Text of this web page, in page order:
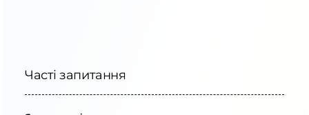
Часті запитання